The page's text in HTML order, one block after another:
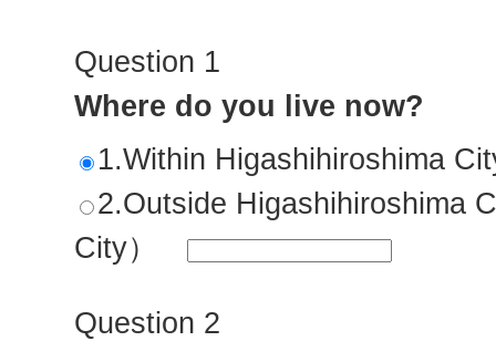
Question 1
Where do you live now?
1.Within Higashihiroshima
2.Outside Higashihiroshima
City）
Question 2